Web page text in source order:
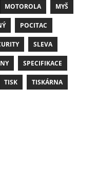
MOTOROLA MYŠ
POCITAC
SLEVA
SPECIFIKACE
TISK TISKÁRNA